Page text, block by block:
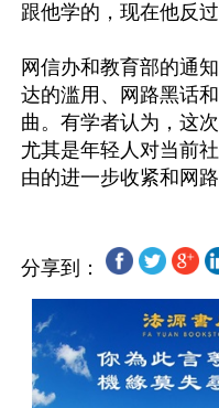
跟他学的，现在他反
网信办和教育部的通
达的滥用、网路黑话
曲。有学者认为，这
尤其是年轻人对当前
分享到：